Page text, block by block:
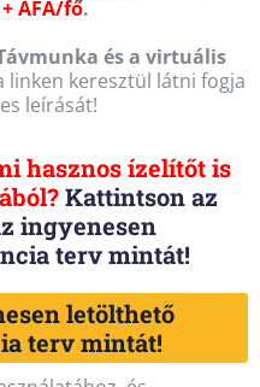
ÁFA/fő.
és a virtuális
linken keresztül látni fogja
leírását!
hasznos ízelítőt is
Kattintson az
ingyenesen
terv mintát!
letölthető
terv mintát!